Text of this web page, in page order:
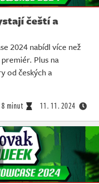
čeští a
2024 nabídl více než
Plus na
od českých a
8 minut 11. 11. 2024